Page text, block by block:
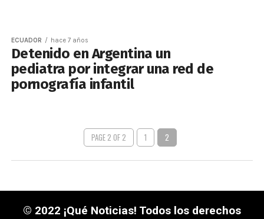
ECUADOR hace 7 años
Detenido en Argentina un
pediatra por integrar una red de
pornografía infantil
PAGE 2 OF 2 1 2
© 2022 ¡Qué Noticias! Todos los derechos